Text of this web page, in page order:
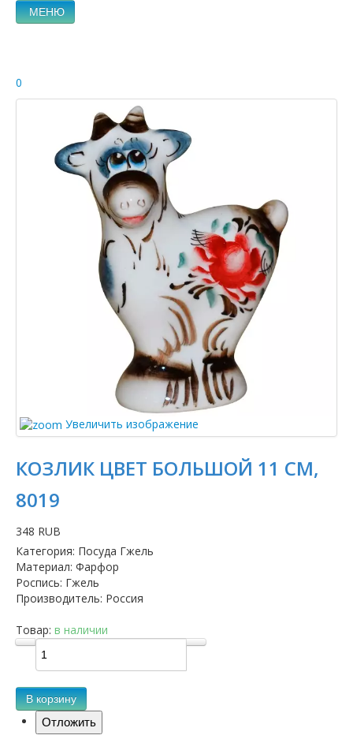
МЕНЮ
0
Увеличить изображение
КОЗЛИК ЦВЕТ БОЛЬШОЙ 11 СМ,
8019
348 RUB
Категория: Посуда Гжель
Материал: Фарфор
Роспись: Гжель
Производитель: Россия
Товар: в наличии
В корзину